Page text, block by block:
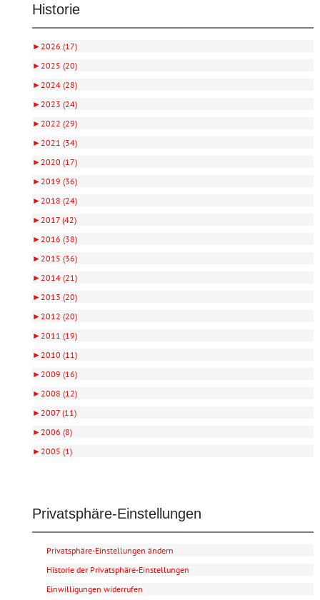
Historie
►2026 (17)
►2025 (20)
►2024 (28)
►2023 (24)
►2022 (29)
►2021 (34)
►2020 (17)
►2019 (36)
►2018 (24)
►2017 (42)
►2016 (38)
►2015 (36)
►2014 (21)
►2013 (20)
►2012 (20)
►2011 (19)
►2010 (11)
►2009 (16)
►2008 (12)
►2007 (11)
►2006 (8)
►2005 (1)
Privatsphäre-Einstellungen
Privatsphäre-Einstellungen ändern
Historie der Privatsphäre-Einstellungen
Einwilligungen widerrufen